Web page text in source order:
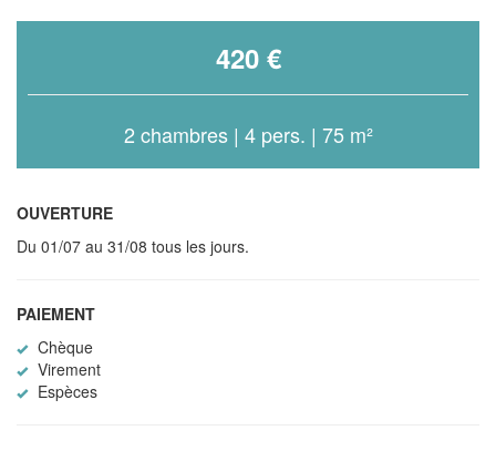
420 €
2 chambres | 4 pers. | 75 m²
OUVERTURE
Du 01/07 au 31/08 tous les jours.
PAIEMENT
Chèque
Virement
Espèces